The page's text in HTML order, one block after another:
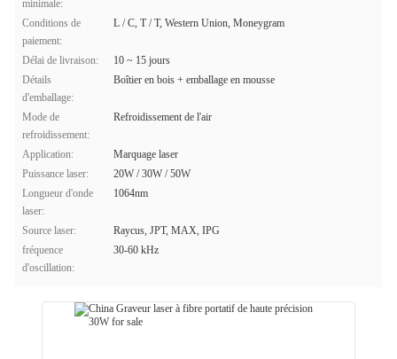
minimale:
Conditions de
paiement:
L / C, T / T, Western Union, Moneygram
Délai de livraison:
10 ~ 15 jours
Détails
d'emballage:
Boîtier en bois + emballage en mousse
Mode de
refroidissement:
Refroidissement de l'air
Application:
Marquage laser
Puissance laser:
20W / 30W / 50W
Longueur d'onde
laser:
1064nm
Source laser:
Raycus, JPT, MAX, IPG
fréquence
d'oscillation:
30-60 kHz